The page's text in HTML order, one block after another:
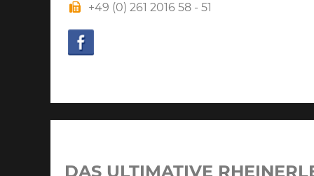
+49 (0) 261 2016 58 - 51
DAS ULTIMATIVE